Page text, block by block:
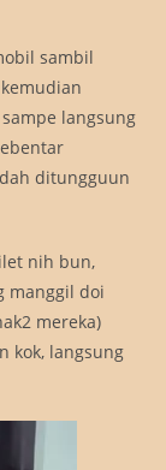
sambil
langsung
ditungguun
nih bun,
manggil doi
mereka)
kok, langsung